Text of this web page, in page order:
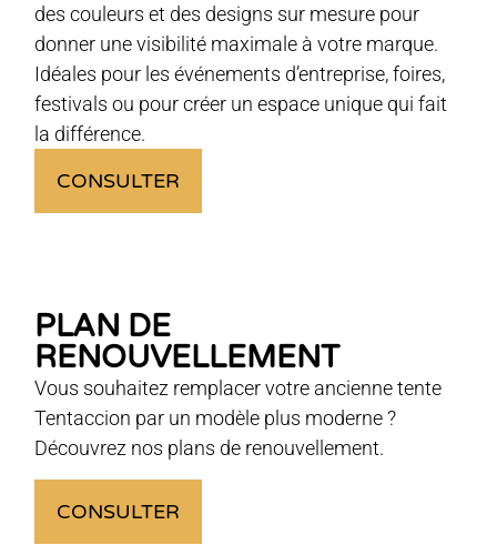
des couleurs et des designs sur mesure pour
donner une visibilité maximale à votre marque.
Idéales pour les événements d’entreprise, foires,
festivals ou pour créer un espace unique qui fait
la différence.
CONSULTER
PLAN DE
RENOUVELLEMENT
Vous souhaitez remplacer votre ancienne tente
Tentaccion par un modèle plus moderne ?
Découvrez nos plans de renouvellement.
CONSULTER